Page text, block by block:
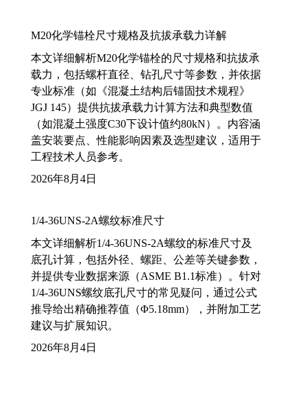
M20化学锚栓尺寸规格及抗拔承载力详解
本文详细解析M20化学锚栓的尺寸规格和抗拔承
载力，包括螺杆直径、钻孔尺寸等参数，并依据
专业标准（如《混凝土结构后锚固技术规程》
JGJ 145）提供抗拔承载力计算方法和典型数值
（如混凝土强度C30下设计值约80kN）。内容涵
盖安装要点、性能影响因素及选型建议，适用于
工程技术人员参考。
2026年8月4日
1/4-36UNS-2A螺纹标准尺寸
本文详细解析1/4-36UNS-2A螺纹的标准尺寸及
底孔计算，包括外径、螺距、公差等关键参数，
并提供专业数据来源（ASME B1.1标准）。针对
1/4-36UNS螺纹底孔尺寸的常见疑问，通过公式
推导给出精确推荐值（Φ5.18mm），并附加工艺
建议与扩展知识。
2026年8月4日